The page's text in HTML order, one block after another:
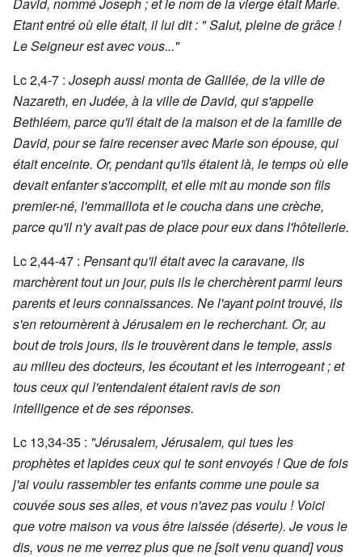
Etant entré où elle était, il lui dit : " Salut, pleine de grâce !
Le Seigneur est avec vous..."
Lc 2,4-7 : Joseph aussi monta de Galilée, de la ville de
Nazareth, en Judée, à la ville de David, qui s'appelle
Bethléem, parce qu'il était de la maison et de la famille de
David, pour se faire recenser avec Marie son épouse, qui
était enceinte. Or, pendant qu'ils étaient là, le temps où elle
devait enfanter s'accomplit, et elle mit au monde son fils
premier-né, l'emmaillota et le coucha dans une crèche,
parce qu'il n'y avait pas de place pour eux dans l'hôtellerie.
Lc 2,44-47 : Pensant qu'il était avec la caravane, ils
marchèrent tout un jour, puis ils le cherchèrent parmi leurs
parents et leurs connaissances. Ne l'ayant point trouvé, ils
s'en retournèrent à Jérusalem en le recherchant. Or, au
bout de trois jours, ils le trouvèrent dans le temple, assis
au milieu des docteurs, les écoutant et les interrogeant ; et
tous ceux qui l'entendaient étaient ravis de son
intelligence et de ses réponses.
Lc 13,34-35 : "Jérusalem, Jérusalem, qui tues les
prophètes et lapides ceux qui te sont envoyés ! Que de fois
j'ai voulu rassembler tes enfants comme une poule sa
couvée sous ses ailes, et vous n'avez pas voulu ! Voici
que votre maison va vous être laissée (déserte). Je vous le
dis, vous ne me verrez plus que ne [soit venu quand] vous